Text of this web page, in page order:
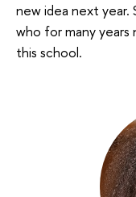
new idea next year.
who for many
this school.